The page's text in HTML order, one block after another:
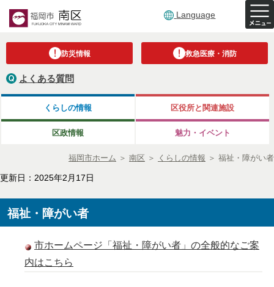
Language
防災情報 救急医療・消防
よくある質問
くらしの情報 区役所と関連施設
区政情報 魅力・イベント
福岡市ホーム ＞ 南区 ＞ くらしの情報 ＞ 福祉・障がい者
更新日：2025年2月17日
福祉・障がい者
市ホームページ「福祉・障がい者」の全般的なご案
内はこちら